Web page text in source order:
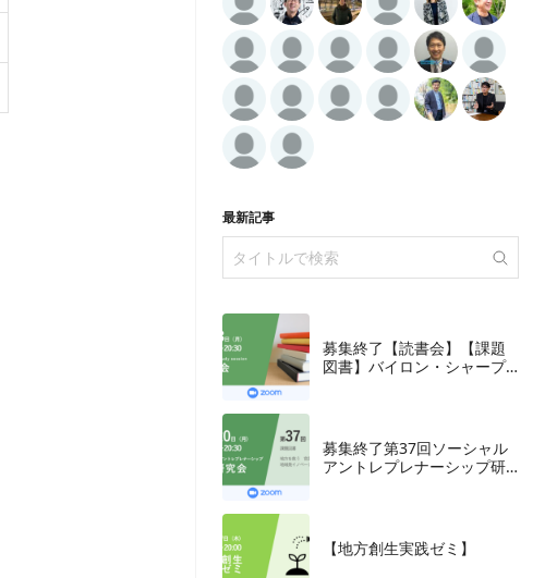
最新記事
募集終了【読書会】【課題
図書】バイロン・シャープ
版、2018年
募集終了第37回ソーシャル
アントレプレナーシップ研
【地方創生実践ゼミ】